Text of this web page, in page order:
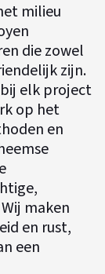
milieu
die zowel
zijn.
elk project
op het
en
maken
en rust,
een